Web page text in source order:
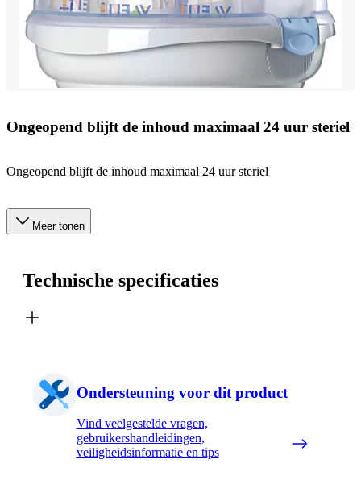
Ongeopend blijft de inhoud maximaal 24 uur steriel
Ongeopend blijft de inhoud maximaal 24 uur steriel
Meer tonen
Technische specificaties
Ondersteuning voor dit product
Vind veelgestelde vragen,
gebruikershandleidingen,
veiligheidsinformatie en tips